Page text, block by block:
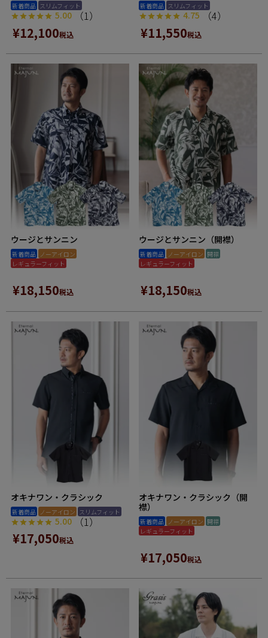
新着商品 スリムフィット
5.00 （1）
¥12,100税込
新着商品 スリムフィット
4.75 （4）
¥11,550税込
ウージとサンニン
新着商品 ノーアイロン
レギュラーフィット
¥18,150税込
ウージとサンニン（開襟）
新着商品 ノーアイロン 開襟
レギュラーフィット
¥18,150税込
オキナワン・クラシック
新着商品 ノーアイロン スリムフィット
5.00 （1）
¥17,050税込
オキナワン・クラシック（開
襟）
新着商品 ノーアイロン 開襟
レギュラーフィット
¥17,050税込